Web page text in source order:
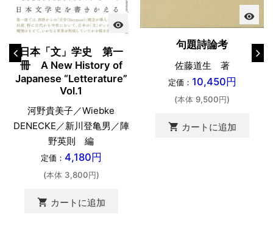
visibility
日本「文」学史 第一
冊 A New History of
Japanese “Letterature”
Vol.1
河野貴美子／Wiebke
DENECKE／新川登亀男／陣
野英則 編
定価： 4,180円
(本体 3,800円)
shopping_cart カートに追加
visibility
句題詩論考
佐藤道生 著
定価： 10,450円
(本体 9,500円)
shopping_cart カートに追加